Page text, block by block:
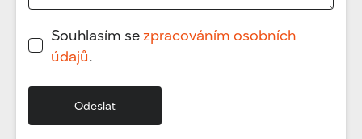
Souhlasím se zpracováním osobních
údajů.